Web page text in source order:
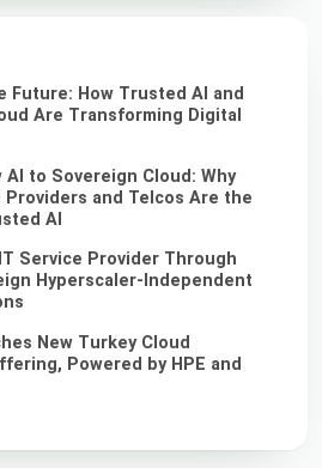
Future: How Trusted AI and
Are Transforming Digital
AI to Sovereign Cloud: Why
Providers and Telcos Are the
AI
Service Provider Through
Hyperscaler-Independent
New Turkey Cloud
Powered by HPE and